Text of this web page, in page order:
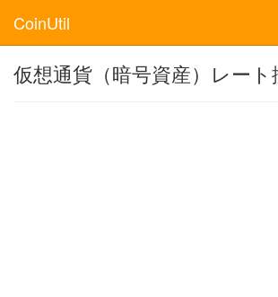
CoinUtil
仮想通貨（暗号資産）レート